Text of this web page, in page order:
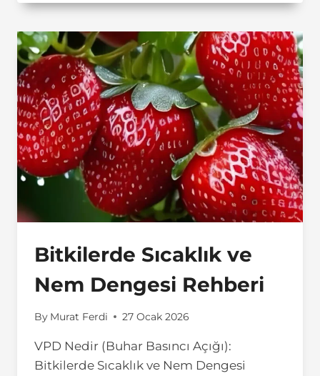
Bitkilerde Sıcaklık ve
Nem Dengesi Rehberi
By Murat Ferdi 27 Ocak 2026
VPD Nedir (Buhar Basıncı Açığı):
Bitkilerde Sıcaklık ve Nem Dengesi